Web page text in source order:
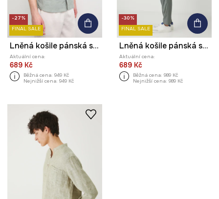
-27%
FINAL SALE
Lněná košile pánská s klasickým límcem hladký povrch
Aktuální cena:
689 Kč
Běžná cena: 949 Kč
Nejnižší cena: 949 Kč
-30%
FINAL SALE
Lněná košile pánská s límcem typu resort zelená barva
Aktuální cena:
689 Kč
Běžná cena: 989 Kč
Nejnižší cena: 989 Kč